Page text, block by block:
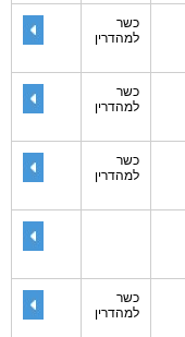
כשר
למהדרין
כשר
למהדרין
כשר
למהדרין
כשר
למהדרין